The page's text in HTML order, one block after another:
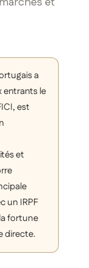
a
entrants le
est
et
un IRPF
fortune
directe.